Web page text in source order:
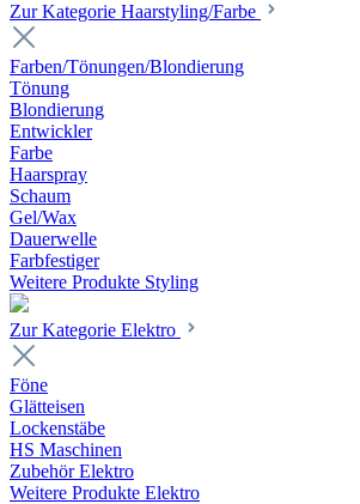
Zur Kategorie Haarstyling/Farbe
Farben/Tönungen/Blondierung
Tönung
Blondierung
Entwickler
Farbe
Haarspray
Schaum
Gel/Wax
Dauerwelle
Farbfestiger
Weitere Produkte Styling
Zur Kategorie Elektro
Föne
Glätteisen
Lockenstäbe
HS Maschinen
Zubehör Elektro
Weitere Produkte Elektro